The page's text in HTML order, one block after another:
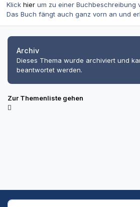
Klick hier um zu einer Buchbeschreibung
Das Buch fängt auch ganz vorn an und
Archiv
Dieses Thema wurde archiviert und
beantwortet werden.
Zur Themenliste gehen